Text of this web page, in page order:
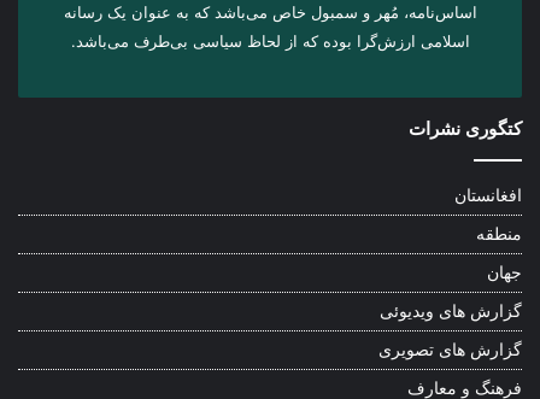
اساس‌نامه، مُهر و سمبول خاص می‌باشد که به عنوان یک رسانه
اسلامی ارزش‌گرا بوده که از لحاظ سیاسی بی‌طرف می‌باشد.
کتگوری نشرات
افغانستان
منطقه
جهان
گزارش های ویدیوئی
گزارش های تصویری
فرهنگ و معارف